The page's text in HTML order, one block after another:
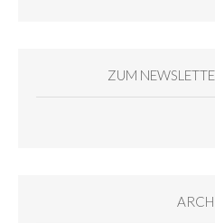
ZUM